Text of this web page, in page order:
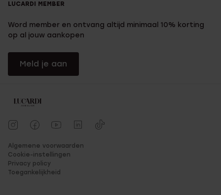
LUCARDI MEMBER
Word member en ontvang altijd minimaal 10% korting
op al jouw aankopen
Meld je aan
Algemene voorwaarden
Cookie-instellingen
Privacy policy
Toegankelijkheid